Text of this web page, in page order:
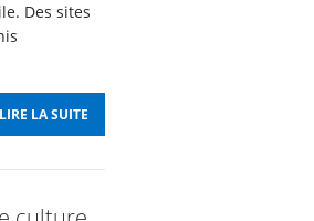
Des sites
LIRE LA SUITE